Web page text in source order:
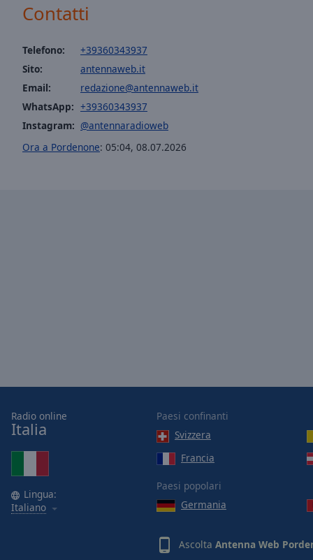
Style
Family
Contatti
Telefono:
+39360343937
Sito:
antennaweb.it
Email:
redazione@antennaweb.it
WhatsApp: +39360343937
Instagram: @antennaradioweb
Ora a Pordenone: 05:04, 08.07.2026
Radio online
Italia
Lingua:
Italiano
Paesi confinanti
Svizzera
Francia
Paesi popolari
Germania
Ascolta Antenna Web